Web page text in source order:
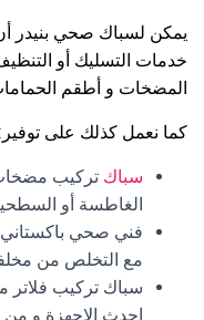
يمكن لسباك صحي بنيدر
خدمات التسليك أو
المضخات و أطقم
كما نعمل كذلك على توفير:
سباك تركيب مضخات
الغاطسة أو
فني صحي باكستاني
مع التخلص من
سباك تركيب فلاتر
احدث الاجهزة و من